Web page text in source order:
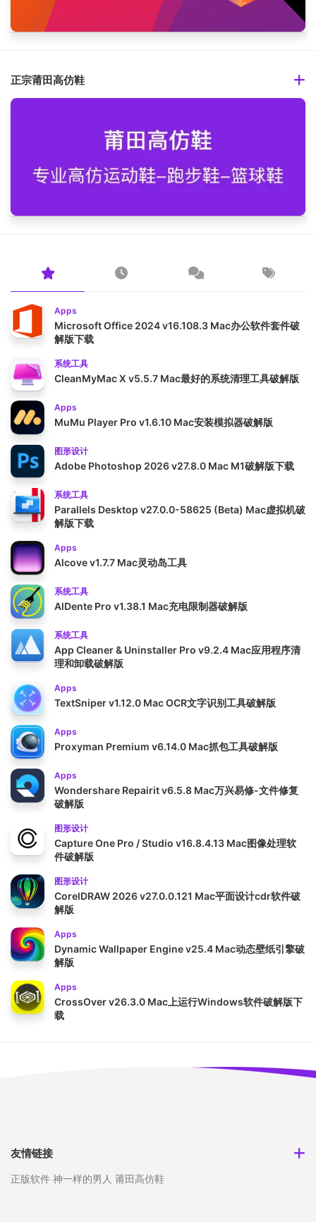
正宗莆田高仿鞋
Apps
Microsoft Office 2024 v16.108.3 Mac办公软件套件破
解版下载
系统工具
CleanMyMac X v5.5.7 Mac最好的系统清理工具破解版
Apps
MuMu Player Pro v1.6.10 Mac安装模拟器破解版
图形设计
Adobe Photoshop 2026 v27.8.0 Mac M1破解版下载
系统工具
Parallels Desktop v27.0.0-58625 (Beta) Mac虚拟机破
解版下载
Apps
Alcove v1.7.7 Mac灵动岛工具
系统工具
AlDente Pro v1.38.1 Mac充电限制器破解版
系统工具
App Cleaner & Uninstaller Pro v9.2.4 Mac应用程序清
理和卸载破解版
Apps
TextSniper v1.12.0 Mac OCR文字识别工具破解版
Apps
Proxyman Premium v6.14.0 Mac抓包工具破解版
Apps
Wondershare Repairit v6.5.8 Mac万兴易修-文件修复
破解版
图形设计
Capture One Pro / Studio v16.8.4.13 Mac图像处理软
件破解版
图形设计
CorelDRAW 2026 v27.0.0.121 Mac平面设计cdr软件破
解版
Apps
Dynamic Wallpaper Engine v25.4 Mac动态壁纸引擎破
解版
Apps
CrossOver v26.3.0 Mac上运行Windows软件破解版下
载
友情链接
正版软件 神一样的男人 莆田高仿鞋